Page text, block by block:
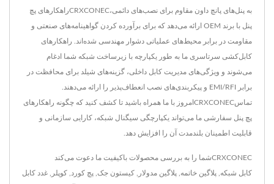
به پنل‌های پانچ داون مقاوم برای نصب‌های دائمی،CRXCONECراهکارهای پچ
پنل با برند OEM ارائه می‌دهد که برای برآورده کردن گواهینامه‌های صنعتی و
مقاومت در برابر محیط‌های عملیاتی دشوار مهندسی شده‌اند. راهکارهای
کابل‌کشی سرتاسری ما به طور یکپارچه با زیرساخت شبکه شما ادغام
می‌شوند و ویژگی‌های مدیریت کابل داخلی، گزینه‌های شیلد برای محافظت در
برابر EMI/RFI و پیکربندی‌های نصب انعطاف‌پذیر را ارائه می‌دهند.
تماسCRXCONECامروز با ما همراه باشید تا کشف کنید که چگونه راهکارهای
پچ پنل سفارشی ما می‌تواند یکپارچگی سیگنال شبکه، کارایی سازمانی و
قابلیت اطمینان بلندمدت آن را افزایش دهد.
CRXCONECشما را به بررسی محصولات باکیفیت ما دعوت می‌کند
کابل شبکه پلاگین خاتمه پلاگین مدولار کیستون جک پچ کورد کوپلر غدد کابل